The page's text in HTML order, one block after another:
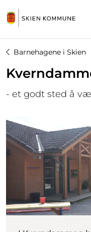
Barnehagene i Skien
- et godt sted å